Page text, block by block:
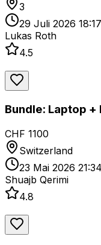
3
29 Juli 2026
Lukas Roth
4.5
Bundle: Laptop
CHF 1100
Switzerland
23 Mai 2026
Shuajb Qerimi
4.8